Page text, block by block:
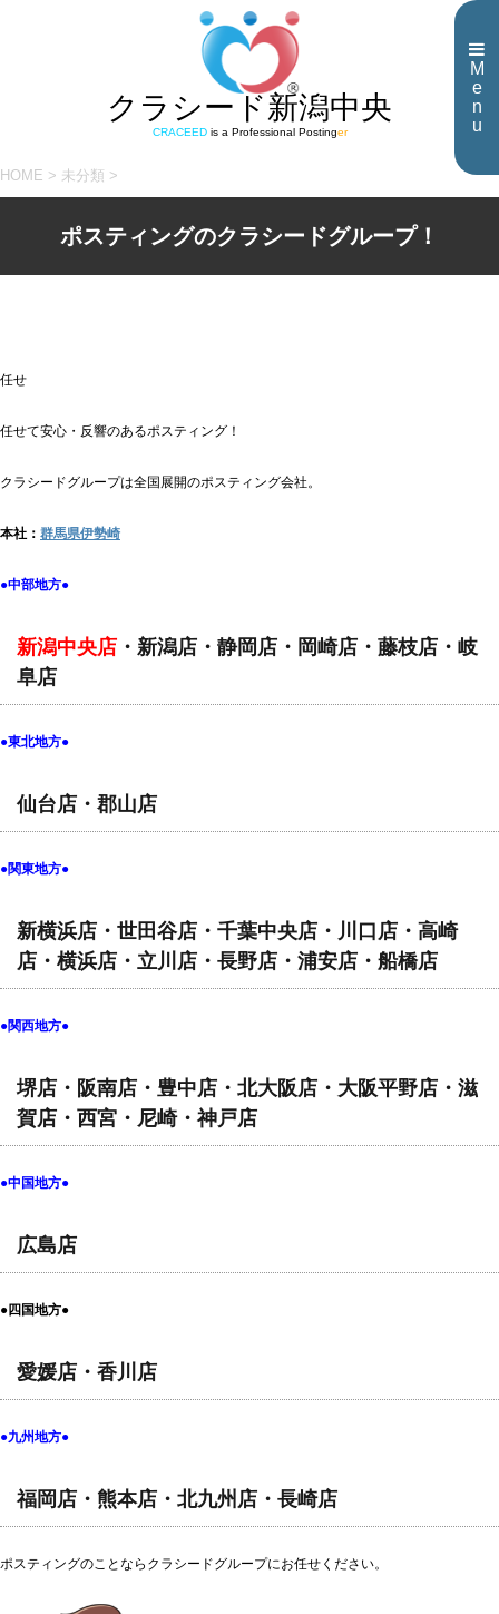
M
e
n
u
クラシード新潟中央
CRACEEDis a Professional Postinger
HOME > 未分類 >
ポスティングのクラシードグループ！
任せ
任せて安心・反響のあるポスティング！
クラシードグループは全国展開のポスティング会社。
本社： 群馬県伊勢崎
●中部地方●
新潟中央店 ・新潟店・静岡店・岡崎店・藤枝店・岐
阜店
●東北地方●
仙台店・郡山店
●関東地方●
新横浜店・世田谷店・千葉中央店・川口店・高崎
店・横浜店・立川店・長野店・浦安店・船橋店
●関西地方●
堺店・阪南店・豊中店・北大阪店・大阪平野店・滋
賀店・西宮・尼崎・神戸店
●中国地方●
広島店
●四国地方●
愛媛店・香川店
●九州地方●
福岡店・熊本店・北九州店・長崎店
ポスティングのことならクラシードグループにお任せください。